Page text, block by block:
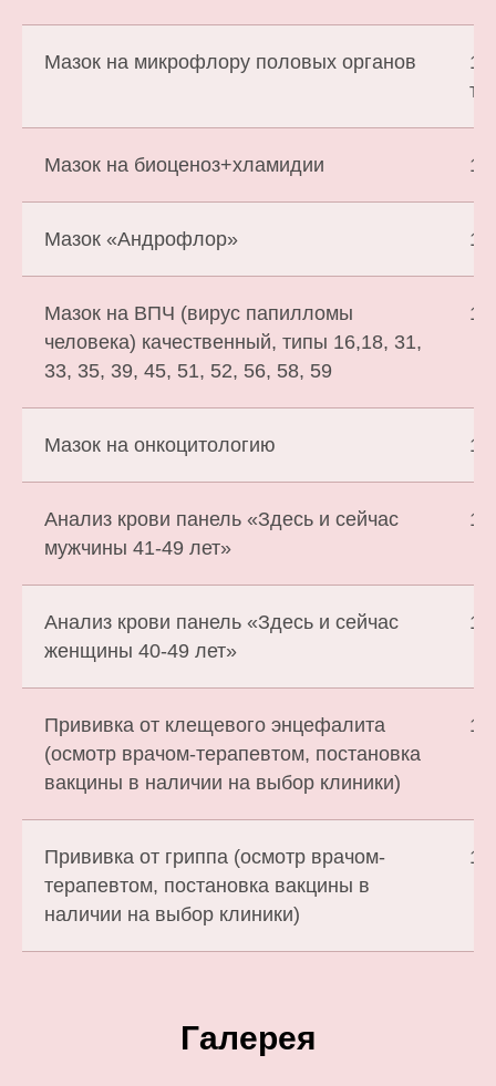
Мазок на микрофлору половых органов
1
Мазок на биоценоз+хламидии 1
Мазок «Андрофлор» 1
Мазок на ВПЧ (вирус папилломы
человека) качественный, типы 16,18, 31,
33, 35, 39, 45, 51, 52, 56, 58, 59
1
Мазок на онкоцитологию 1
Анализ крови панель «Здесь и сейчас
мужчины 41-49 лет»
1
Анализ крови панель «Здесь и сейчас
женщины 40-49 лет»
1
Прививка от клещевого энцефалита
(осмотр врачом-терапевтом, постановка
вакцины в наличии на выбор клиники)
1
Прививка от гриппа (осмотр врачом-
терапевтом, постановка вакцины в
наличии на выбор клиники)
1
Галерея